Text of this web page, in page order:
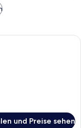
mit einem Bett,
und Preise sehen